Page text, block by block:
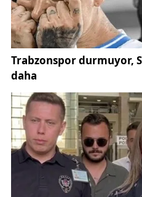
Şifaiye Medresesi ve Kale
eserler de yer alıyor.
Sivas Çifte Minareli
Dünya Mirası Geçici
Tarihi dokusu, taş işçiliği
yalnızca Sivas’ın değil,
hazinelerinden biri.